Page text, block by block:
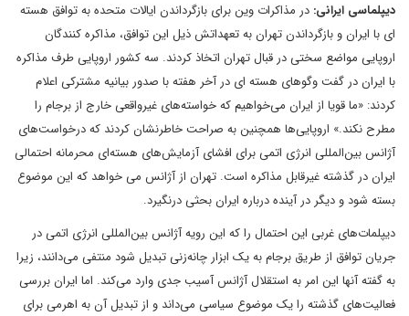
دیپلماسی ایرانی: در مذاکرات وین برای بازگرداندن ایالات متحده به توافق هسته
ای با ایران و بازگرداندن تهران به تعهداتش ذیل این توافق، مذاکره کنندگان
اروپایی مواضع سختی در قبال تهران اتخاذ کردند. سه کشور اروپایی طرف مذاکره
با ایران در گفت وگوهای هسته ای در آخر هفته با صدور بیانیه مشترکی اعلام
کردند: «ما قویا از ایران می‌خواهیم که خواسته‌های غیرواقعی خارج از برجام را
مطرح نکند.» اروپایی‌ها همچنین به صراحت خاطرنشان کردند که درخواست‌های
آژانس بین‌المللی انرژی اتمی برای افشای آزمایش‌های هسته‌ای محرمانه احتمالی
ایران در گذشته غیرقابل مذاکره است. تهران از آژانس می خواهد که این موضوع
بسته شود و دیگر در آینده درباره ایران بحثی درنگیرد.
دیپلمات‌های غربی این احتمال را که این رویه آژانس بین‌المللی انرژی اتمی در
جریان توافق از طریق برجام به یک ابزار چانه‌زنی تبدیل شود منتفی می‌دانند، زیرا
به گفته آنها این امر به استقلال آژانس آسیب جدی وارد می‌کند. اما ایران بررسی
فعالیت‌های گذشته را یک موضوع سیاسی می‌داند و از تبدیل آن به اهرمی برای